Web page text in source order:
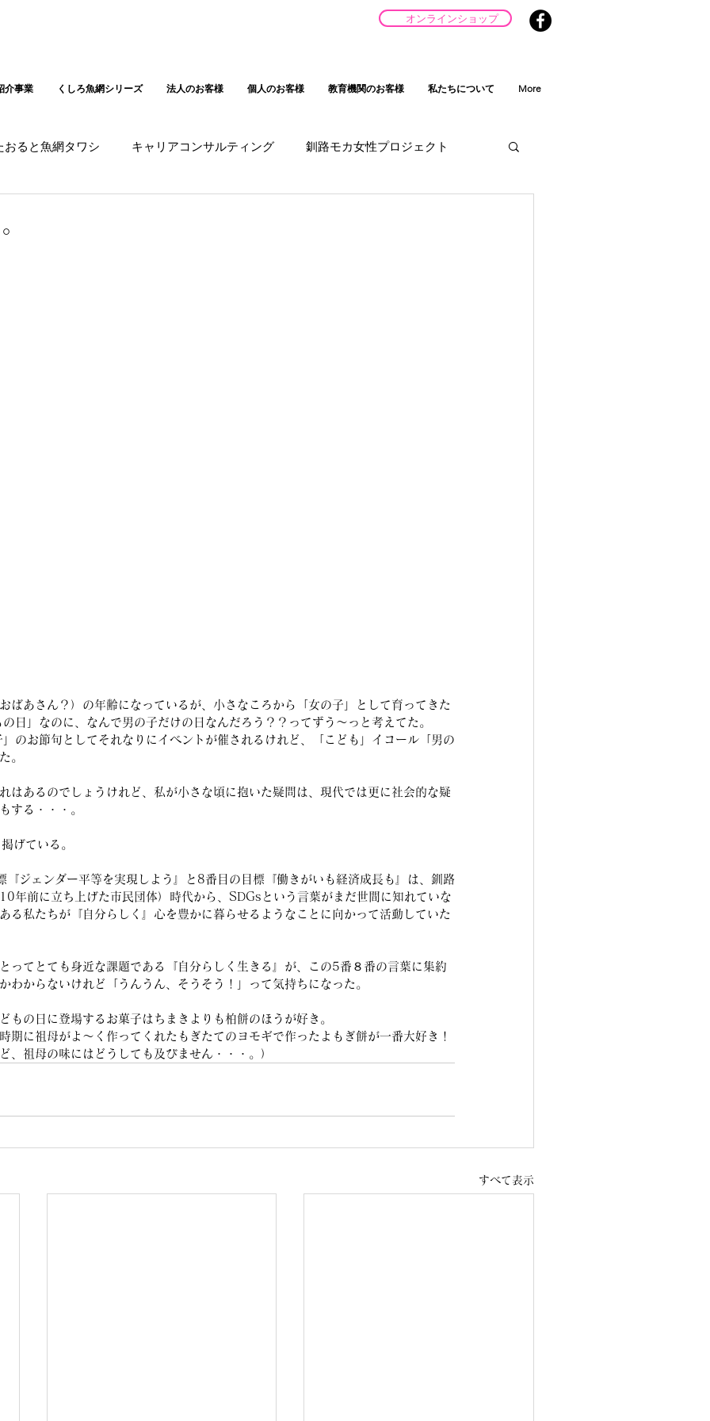
オンラインショップ
介事業 くしろ魚網シリーズ 法人のお客様 個人のお客様 教育機関のお客様 私たちについて More
おると魚網タワシ キャリアコンサルティング 釧路モカ女性プロジェクト
ばあさん？）の年齢になっているが、小さなころから「女の子」として育ってきた
日」なのに、なんで男の子だけの日なんだろう？？ってずう～っと考えてた。
のお節句としてそれなりにイベントが催されるけれど、「こども」イコール「男の
。
はあるのでしょうけれど、私が小さな頃に抱いた疑問は、現代では更に社会的な疑
する・・・。
げている。
『ジェンダー平等を実現しよう』と8番目の目標『働きがいも経済成長も』は、釧路
年前に立ち上げた市民団体）時代から、SDGsという言葉がまだ世間に知れていな
る私たちが『自分らしく』心を豊かに暮らせるようなことに向かって活動していた
ってとても身近な課題である『自分らしく生きる』が、この5番８番の言葉に集約
わからないけれど「うんうん、そうそう！」って気持ちになった。
もの日に登場するお菓子はちまきよりも柏餅のほうが好き。
期に祖母がよ～く作ってくれたもぎたてのヨモギで作ったよもぎ餅が一番大好き！
、祖母の味にはどうしても及びません・・・。）
すべて表示